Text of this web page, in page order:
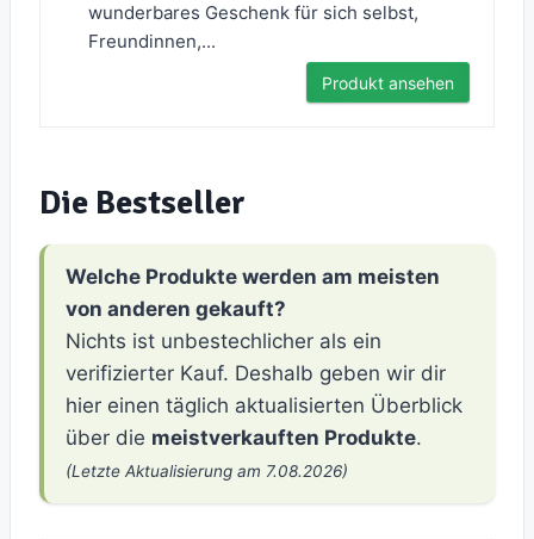
wunderbares Geschenk für sich selbst,
Freundinnen,...
Produkt ansehen
Die Bestseller
Welche Produkte werden am meisten
von anderen gekauft?
Nichts ist unbestechlicher als ein
verifizierter Kauf. Deshalb geben wir dir
hier einen täglich aktualisierten Überblick
über die meistverkauften Produkte.
(Letzte Aktualisierung am 7.08.2026)